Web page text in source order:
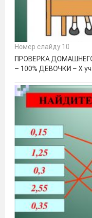
Номер слайду 10
ПРОВЕРКА
– 100% ДЕВОЧКИ – Х